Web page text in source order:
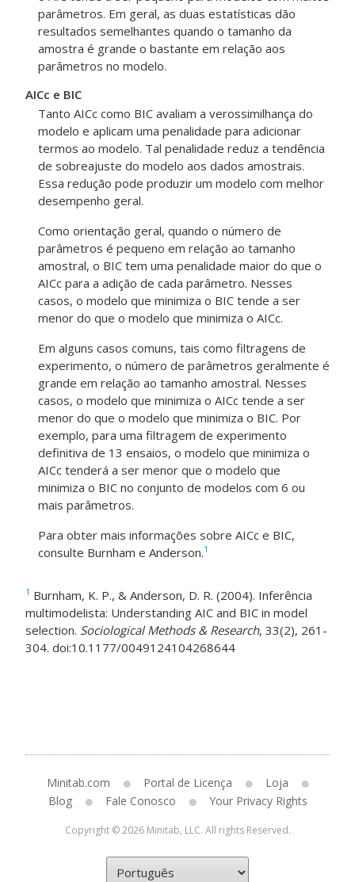
parâmetros. Em geral, as duas estatísticas dão
resultados semelhantes quando o tamanho da
amostra é grande o bastante em relação aos
parâmetros no modelo.
AICc e BIC
Tanto AICc como BIC avaliam a verossimilhança do
modelo e aplicam uma penalidade para adicionar
termos ao modelo. Tal penalidade reduz a tendência
de sobreajuste do modelo aos dados amostrais.
Essa redução pode produzir um modelo com melhor
desempenho geral.
Como orientação geral, quando o número de
parâmetros é pequeno em relação ao tamanho
amostral, o BIC tem uma penalidade maior do que o
AICc para a adição de cada parâmetro. Nesses
casos, o modelo que minimiza o BIC tende a ser
menor do que o modelo que minimiza o AICc.
Em alguns casos comuns, tais como filtragens de
experimento, o número de parâmetros geralmente é
grande em relação ao tamanho amostral. Nesses
casos, o modelo que minimiza o AICc tende a ser
menor do que o modelo que minimiza o BIC. Por
exemplo, para uma filtragem de experimento
definitiva de 13 ensaios, o modelo que minimiza o
AICc tenderá a ser menor que o modelo que
minimiza o BIC no conjunto de modelos com 6 ou
mais parâmetros.
Para obter mais informações sobre AICc e BIC,
consulte Burnham e Anderson.1
1 Burnham, K. P., & Anderson, D. R. (2004). Inferência
multimodelista: Understanding AIC and BIC in model
selection. Sociological Methods & Research, 33(2), 261-
304. doi:10.1177/0049124104268644
Minitab.com Portal de Licença
Loja
Blog
Fale Conosco Your Privacy Rights
Copyright © 2026 Minitab, LLC. All rights Reserved.